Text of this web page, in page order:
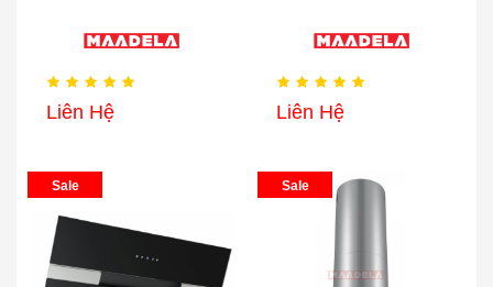
Liên Hệ Liên Hệ
Sale Sale